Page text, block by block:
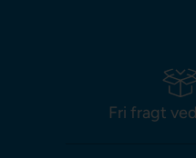
Fri fragt